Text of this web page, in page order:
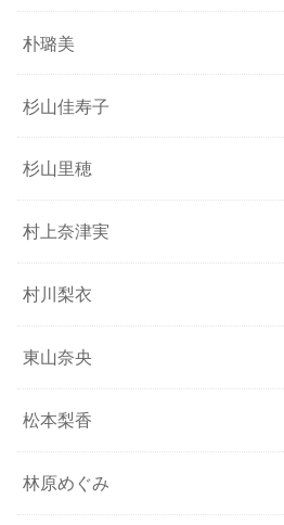
朴璐美
杉山佳寿子
杉山里穂
村上奈津実
村川梨衣
東山奈央
松本梨香
林原めぐみ